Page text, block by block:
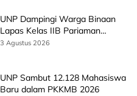
UNP Dampingi Warga Binaan
Lapas Kelas IIB Pariaman
Kembangkan Produk Kreatif
3 Agustus 2026
UNP Sambut 12.128 Mahasiswa
Baru dalam PKKMB 2026